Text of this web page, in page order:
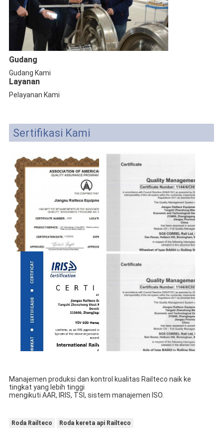
Gudang
Gudang Kami
Layanan
Pelayanan Kami
Sertifikasi Kami
Manajemen produksi dan kontrol kualitas Railteco naik ke
tingkat yang lebih tinggi
mengikuti AAR, IRIS, TSI, sistem manajemen ISO.
Roda Railteco Roda kereta api Railteco